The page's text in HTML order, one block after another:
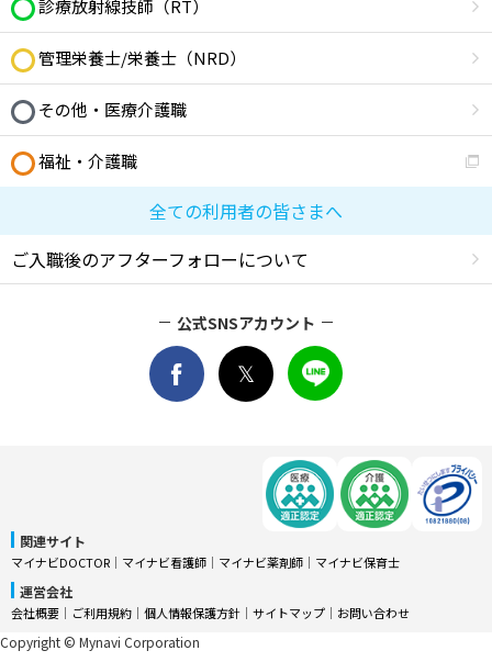
診療放射線技師（RT）
管理栄養士/栄養士（NRD）
その他・医療介護職
福祉・介護職
全ての利用者の皆さまへ
ご入職後のアフターフォローについて
公式SNSアカウント
関連サイト
マイナビDOCTOR │ マイナビ看護師 │ マイナビ薬剤師 │ マイナビ保育士
運営会社
会社概要 │ ご利用規約 │ 個人情報保護方針 │ サイトマップ │ お問い合わせ
Copyright © Mynavi Corporation